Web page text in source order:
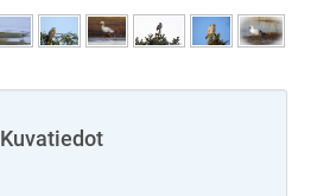
Kuvatiedot